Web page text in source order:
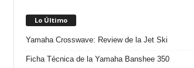
Lo Último
Yamaha Crosswave: Review de la Jet Ski
Ficha Técnica de la Yamaha Banshee 350